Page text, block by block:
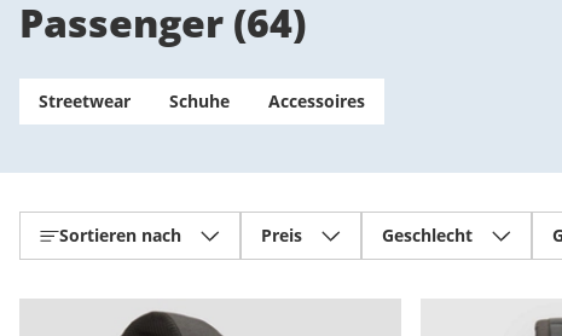
Passenger (64)
Streetwear Schuhe Accessoires
Sortieren nach Preis Geschlecht